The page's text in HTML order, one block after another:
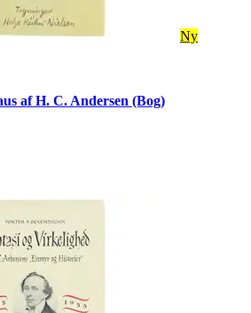
Ny
af H. C. Andersen (Bog)